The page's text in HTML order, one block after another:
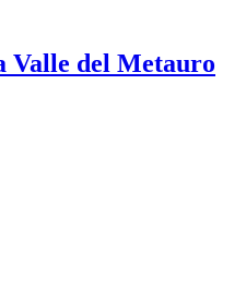
Valle del Metauro